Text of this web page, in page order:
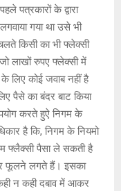
पत्रकारों के द्वारा
गया था उसे भी
किसी का भी फ्लेक्सी
लाखों रुपए फ्लेक्सी में
के लिए कोई जवाब नहीं है
पैसे का बंदर बाट किया
करते हुऐ निगम के
है कि, निगम के नियमो
फ्लैक्सी पैसा ले सकती है
फूलने लगते हैं। इसका
न कही दबाव में आकर